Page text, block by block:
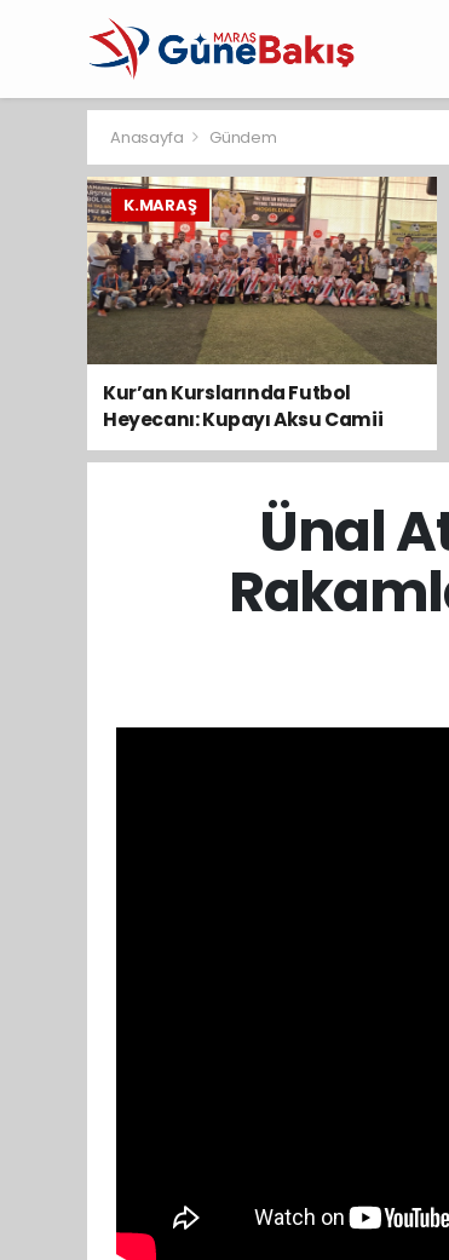
Anasayfa Gündem
K.MARAŞ
Kur’an Kurslarında Futbol
Heyecanı: Kupayı Aksu Camii
Kaldırdı, Kazanan Kardeşlik Oldu
Ünal